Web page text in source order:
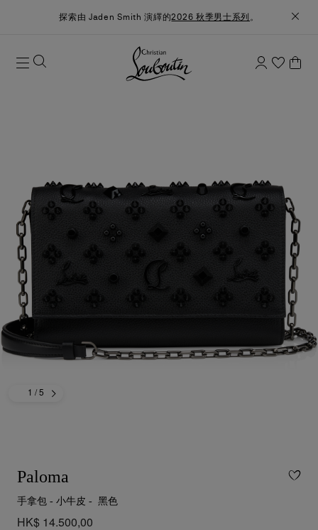
探索由 Jaden Smith 演繹的2026 秋季男士系列 。
1 / 5
Paloma
手拿包 - 小牛皮 - 黑色
HK$ 14.500,00